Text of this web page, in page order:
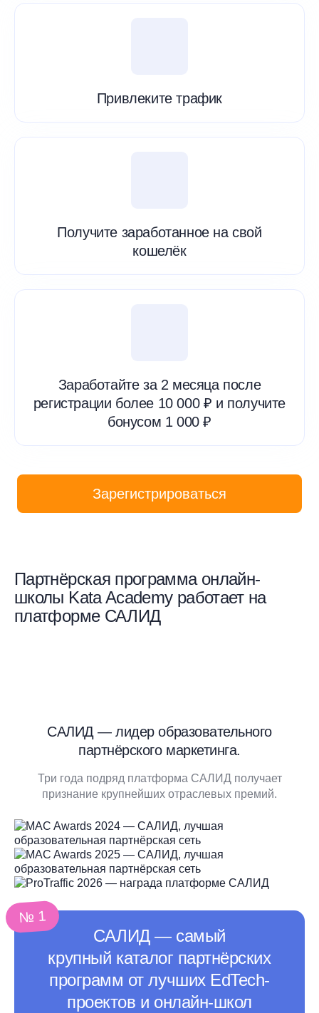
Привлеките трафик
Получите заработанное на свой
кошелёк
Заработайте за 2 месяца после
регистрации более 10 000 ₽ и получите
бонусом 1 000 ₽
Зарегистрироваться
Партнёрская программа онлайн-
школы Kata Academy работает на
платформе САЛИД
САЛИД — лидер образовательного
партнёрского маркетинга.
Три года подряд платформа САЛИД получает
признание крупнейших отраслевых премий.
САЛИД ― самый
крупный каталог партнёрских
программ от лучших EdTech-
проектов и онлайн-школ
№ 1